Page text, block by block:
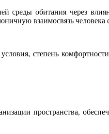
среды обитания через
взаимосвязь
степень
пространства,